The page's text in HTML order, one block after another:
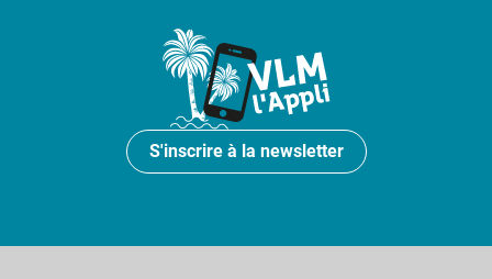
S'inscrire à la newsletter